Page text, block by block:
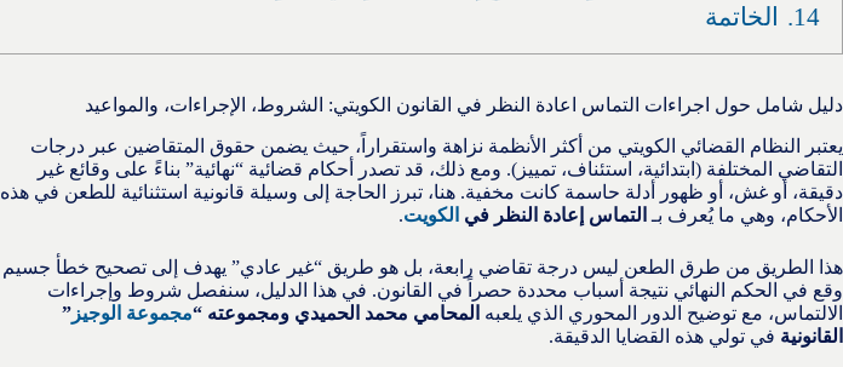
14.
الخاتمة
دليل شامل حول اجراءات التماس اعادة النظر في القانون الكويتي: الشروط، الإجراءات، والمواعيد
يعتبر النظام القضائي الكويتي من أكثر الأنظمة نزاهة واستقراراً، حيث يضمن حقوق المتقاضين عبر درجات
التقاضي المختلفة (ابتدائية، استئناف، تمييز). ومع ذلك، قد تصدر أحكام قضائية “نهائية” بناءً على وقائع غير
دقيقة، أو غش، أو ظهور أدلة حاسمة كانت مخفية. هنا، تبرز الحاجة إلى وسيلة قانونية استثنائية للطعن في هذه
الأحكام، وهي ما يُعرف بـ التماس إعادة النظر في الكويت.
هذا الطريق من طرق الطعن ليس درجة تقاضي رابعة، بل هو طريق “غير عادي” يهدف إلى تصحيح خطأ جسيم
وقع في الحكم النهائي نتيجة أسباب محددة حصراً في القانون. في هذا الدليل، سنفصل شروط وإجراءات
الالتماس، مع توضيح الدور المحوري الذي يلعبه المحامي محمد الحميدي ومجموعته “مجموعة الوجيز ”
القانونية في تولي هذه القضايا الدقيقة.